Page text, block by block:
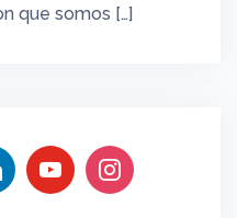
que somos […]